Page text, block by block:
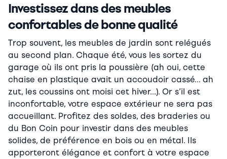
Investissez dans des meubles
confortables de bonne qualité
Trop souvent, les meubles de jardin sont relégués
au second plan. Chaque été, vous les sortez du
garage où ils ont pris la poussière (ah oui, cette
chaise en plastique avait un accoudoir cassé… ah
zut, les coussins ont moisi cet hiver…). Or s’il est
inconfortable, votre espace extérieur ne sera pas
accueillant. Profitez des soldes, des braderies ou
du Bon Coin pour investir dans des meubles
solides, de préférence en bois ou en métal. Ils
apporteront élégance et confort à votre espace